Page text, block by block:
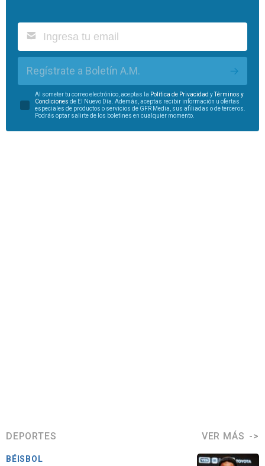
Regístrate a Boletín A.M.
Al someter tu correo electrónico, aceptas la Política de Privacidad yTérminos y
Condiciones de El Nuevo Día. Además, aceptas recibir información u ofertas
especiales de productos o servicios de GFR Media, sus afiliadas o de terceros.
Podrás optar salirte de los boletines en cualquier momento.
DEPORTES VER MÁS
BÉISBOL